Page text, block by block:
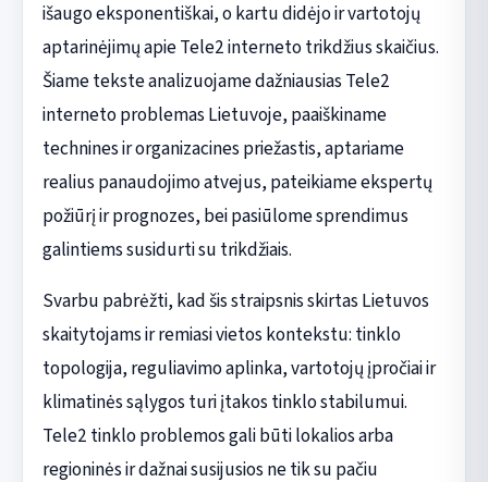
išaugo eksponentiškai, o kartu didėjo ir vartotojų
aptarinėjimų apie Tele2 interneto trikdžius skaičius.
Šiame tekste analizuojame dažniausias Tele2
interneto problemas Lietuvoje, paaiškiname
technines ir organizacines priežastis, aptariame
realius panaudojimo atvejus, pateikiame ekspertų
požiūrį ir prognozes, bei pasiūlome sprendimus
galintiems susidurti su trikdžiais.
Svarbu pabrėžti, kad šis straipsnis skirtas Lietuvos
skaitytojams ir remiasi vietos kontekstu: tinklo
topologija, reguliavimo aplinka, vartotojų įpročiai ir
klimatinės sąlygos turi įtakos tinklo stabilumui.
Tele2 tinklo problemos gali būti lokalios arba
regioninės ir dažnai susijusios ne tik su pačiu